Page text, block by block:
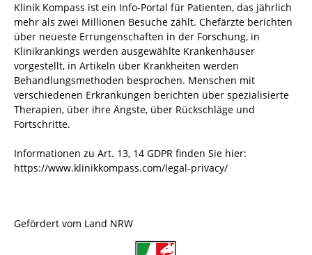
Klinik Kompass ist ein Info-Portal für Patienten, das jährlich
mehr als zwei Millionen Besuche zählt. Chefärzte berichten
über neueste Errungenschaften in der Forschung, in
Klinikrankings werden ausgewählte Krankenhäuser
vorgestellt, in Artikeln über Krankheiten werden
Behandlungsmethoden besprochen. Menschen mit
verschiedenen Erkrankungen berichten über spezialisierte
Therapien, über ihre Ängste, über Rückschläge und
Fortschritte.
Informationen zu Art. 13, 14 GDPR finden Sie hier:
https://www.klinikkompass.com/legal-privacy/
Gefördert vom Land NRW